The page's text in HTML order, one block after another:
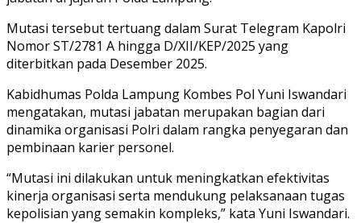
Mutasi tersebut tertuang dalam Surat Telegram Kapolri
Nomor ST/2781 A hingga D/XII/KEP/2025 yang
diterbitkan pada Desember 2025.
Kabidhumas Polda Lampung Kombes Pol Yuni Iswandari
mengatakan, mutasi jabatan merupakan bagian dari
dinamika organisasi Polri dalam rangka penyegaran dan
pembinaan karier personel.
“Mutasi ini dilakukan untuk meningkatkan efektivitas
kinerja organisasi serta mendukung pelaksanaan tugas
kepolisian yang semakin kompleks,” kata Yuni Iswandari.